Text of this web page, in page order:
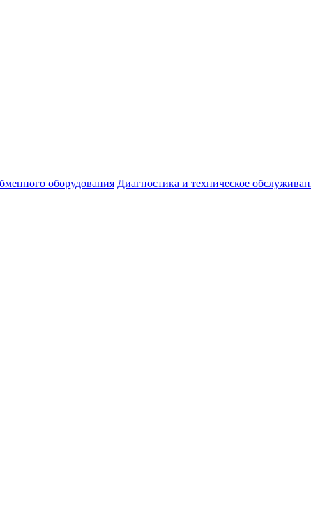
оборудования Диагностика и техническое